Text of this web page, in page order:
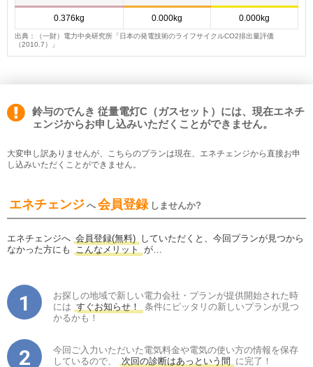
0.376kg 0.000kg 0.000kg
出典：（一財）電力中央研究所「日本の発電技術のライフサイクルCO2排出量評価
（2010.7）」
鈴与のでんき 従量電灯C（ガスセット）には、現在エネチ
ェンジからお申し込みいただくことができません。
大変申し訳ありませんが、こちらのプランは現在、エネチェンジから直接お申
し込みいただくことができません。
エネチェンジ へ 会員登録 しませんか?
エネチェンジへ 会員登録(無料) していただくと、今回プランが見つから
なかった方にも
こんなメリット が…
お探しの地域で新しい電力会社・プランが提供開始された時
には すぐお知らせ！
条件にピッタリの新しいプランが見つ
かるかも！
今回ご入力いただいた電気料金や電気の使い方の情報を保存
しているので、
次回の診断はあっという間 に完了！